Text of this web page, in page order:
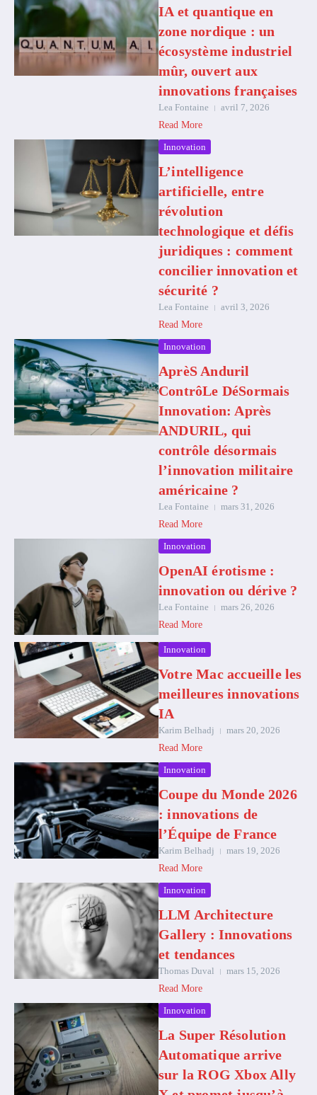
IA et quantique en
zone nordique : un
écosystème industriel
mûr, ouvert aux
innovations françaises
Lea Fontaine
avril 7, 2026
Read More
Innovation
L’intelligence
artificielle, entre
révolution
technologique et défis
juridiques : comment
concilier innovation et
sécurité ?
Lea Fontaine
avril 3, 2026
Read More
Innovation
AprèS Anduril
ContrôLe DéSormais
Innovation: Après
ANDURIL, qui
contrôle désormais
l’innovation militaire
américaine ?
Lea Fontaine
mars 31, 2026
Read More
Innovation
OpenAI érotisme :
innovation ou dérive ?
Lea Fontaine
mars 26, 2026
Read More
Innovation
Votre Mac accueille les
meilleures innovations
IA
Karim Belhadj
mars 20, 2026
Read More
Innovation
Coupe du Monde 2026
: innovations de
l’Équipe de France
Karim Belhadj
mars 19, 2026
Read More
Innovation
LLM Architecture
Gallery : Innovations
et tendances
Thomas Duval
mars 15, 2026
Read More
Innovation
La Super Résolution
Automatique arrive
sur la ROG Xbox Ally